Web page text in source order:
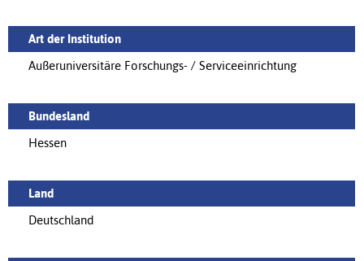
Art der Institution
Außeruniversitäre Forschungs- / Serviceeinrichtung
Bundesland
Hessen
Land
Deutschland